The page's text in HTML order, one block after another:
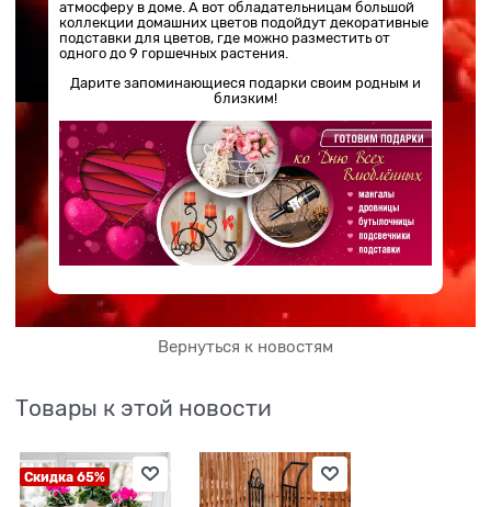
атмосферу в доме. А вот обладательницам большой
коллекции домашних цветов подойдут декоративные
подставки для цветов, где можно разместить от
одного до 9 горшечных растения.
Дарите запоминающиеся подарки своим родным и
близким!
Вернуться к новостям
Товары к этой новости
Скидка 65%